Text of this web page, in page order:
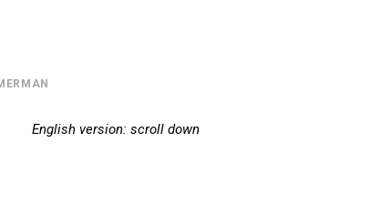
English version: scroll down